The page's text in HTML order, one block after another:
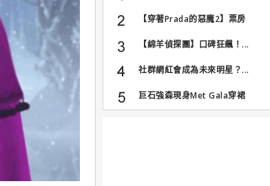
【穿著Prada的惡魔2】票房
【綿羊偵探團】口碑狂飆！...
社群網紅會成為未來明星？...
巨石強森現身Met Gala穿裙
子...